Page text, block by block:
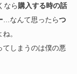
なら購入する時の話
…なんて思ったらつ
。
しまうのは僕の悪